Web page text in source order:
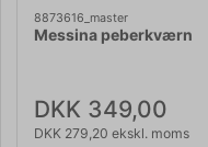
8873616_master
Messina peberkværn
DKK 349,00
DKK 279,20 ekskl. moms